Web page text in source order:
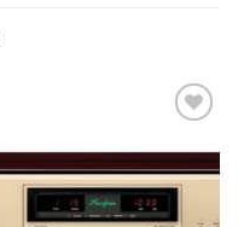
Toevoegen
aan
wenslijst